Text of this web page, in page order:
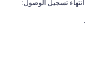
3 عصراً؛ وقت انتهاء تسجيل الوصول: